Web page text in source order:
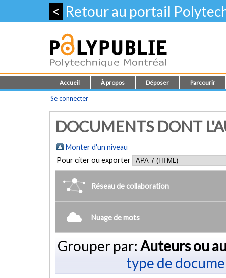
< Retour au portail
Accueil À propos Déposer Parcourir
Se connecter
DOCUMENTS DONT
Monter d'un niveau
Pour citer ou exporter
Réseau de collaboration
Nuage de mots
Grouper par: Auteurs ou
type de